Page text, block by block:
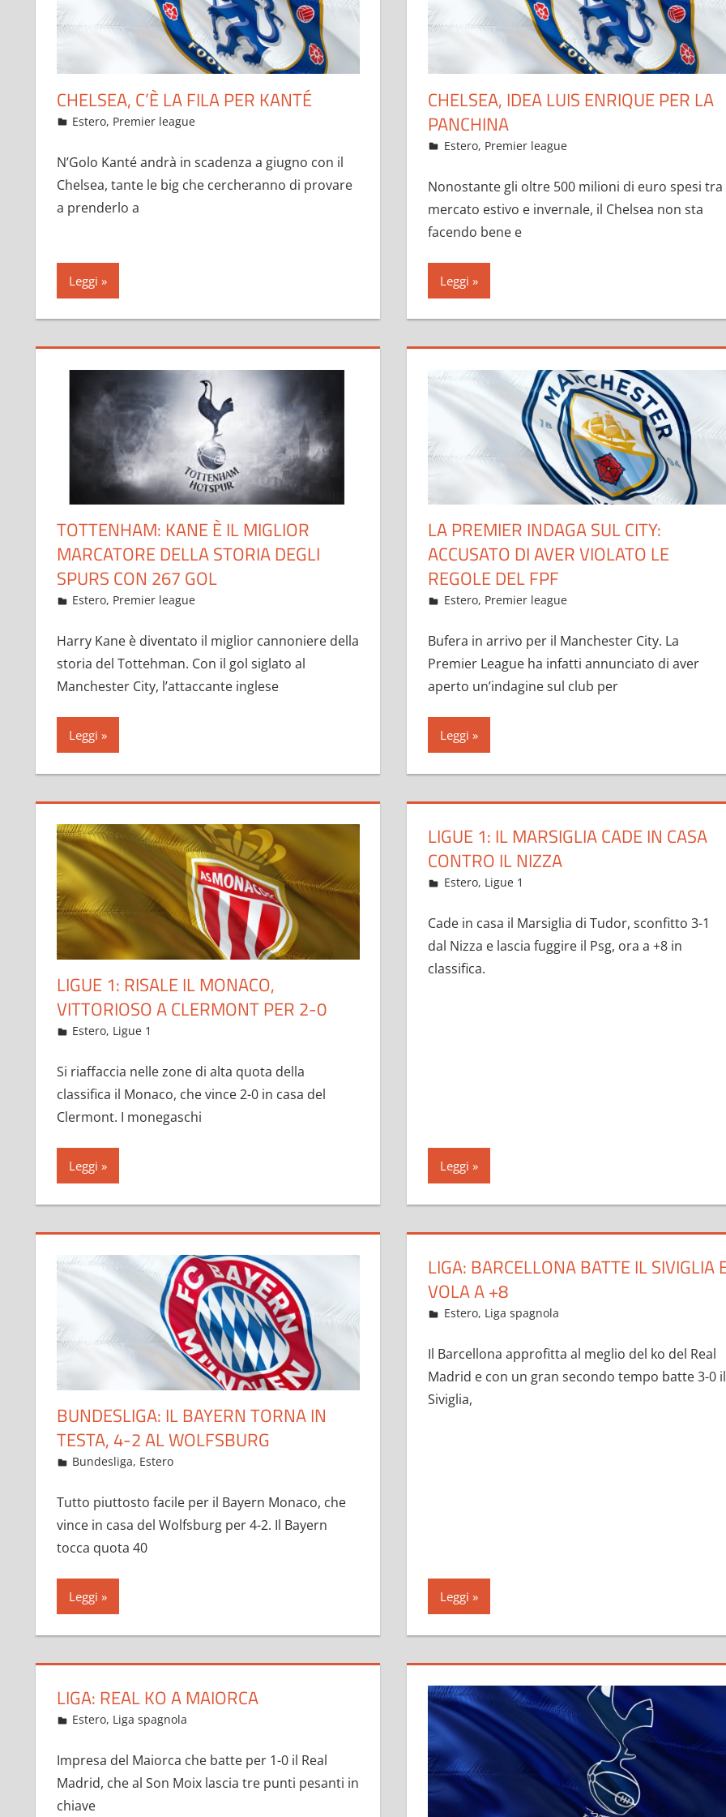
CHELSEA, C’È LA FILA PER KANTÉ
Febbraio 8, 2023
admin
Estero, Premier league
N’Golo Kanté andrà in scadenza a giugno con il
Chelsea, tante le big che cercheranno di provare
a prenderlo a
Leggi
CHELSEA, IDEA LUIS ENRIQUE PER LA
PANCHINA
Febbraio 8, 2023
admin
Estero, Premier league
Nonostante gli oltre 500 milioni di euro spesi tra
mercato estivo e invernale, il Chelsea non sta
facendo bene e
Leggi
TOTTENHAM: KANE È IL MIGLIOR
MARCATORE DELLA STORIA DEGLI
SPURS CON 267 GOL
Febbraio 7, 2023
admin
Estero, Premier league
Harry Kane è diventato il miglior cannoniere della
storia del Tottehman. Con il gol siglato al
Manchester City, l’attaccante inglese
Leggi
LA PREMIER INDAGA SUL CITY:
ACCUSATO DI AVER VIOLATO LE
REGOLE DEL FPF
Febbraio 7, 2023
admin
Estero, Premier league
Bufera in arrivo per il Manchester City. La
Premier League ha infatti annunciato di aver
aperto un’indagine sul club per
Leggi
LIGUE 1: RISALE IL MONACO,
VITTORIOSO A CLERMONT PER 2-0
Febbraio 6, 2023
admin
Estero, Ligue 1
Si riaffaccia nelle zone di alta quota della
classifica il Monaco, che vince 2-0 in casa del
Clermont. I monegaschi
Leggi
LIGUE 1: IL MARSIGLIA CADE IN CASA
CONTRO IL NIZZA
Febbraio 6, 2023
admin
Estero, Ligue 1
Cade in casa il Marsiglia di Tudor, sconfitto 3-1
dal Nizza e lascia fuggire il Psg, ora a +8 in
classifica.
Leggi
BUNDESLIGA: IL BAYERN TORNA IN
TESTA, 4-2 AL WOLFSBURG
Febbraio 6, 2023
admin
Bundesliga, Estero
Tutto piuttosto facile per il Bayern Monaco, che
vince in casa del Wolfsburg per 4-2. Il Bayern
tocca quota 40
Leggi
LIGA: BARCELLONA BATTE IL SIVIGLIA
VOLA A +8
Febbraio 6, 2023
admin
Estero, Liga spagnola
Il Barcellona approfitta al meglio del ko del Real
Madrid e con un gran secondo tempo batte 3-0 il
Siviglia,
Leggi
LIGA: REAL KO A MAIORCA
Febbraio 6, 2023
admin
Estero, Liga spagnola
Impresa del Maiorca che batte per 1-0 il Real
Madrid, che al Son Moix lascia tre punti pesanti in
chiave